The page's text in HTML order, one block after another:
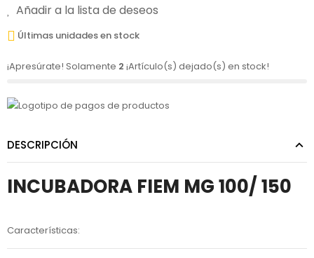
Añadir a la lista de deseos
Últimas unidades en stock
¡Apresúrate! Solamente 2 ¡Artículo(s) dejado(s) en stock!
DESCRIPCIÓN
INCUBADORA FIEM MG 100/ 150
Características: